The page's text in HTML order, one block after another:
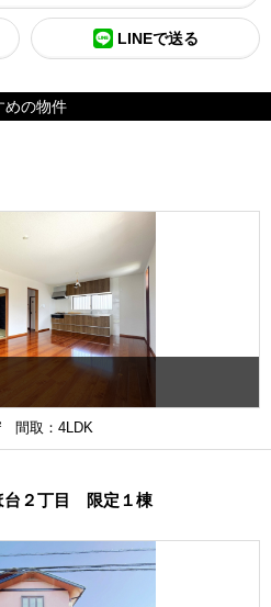
LINEで送る
めの物件
間取：4LDK
台２丁目 限定１棟